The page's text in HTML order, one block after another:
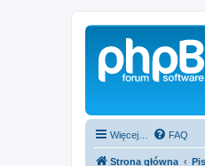
Więcej… FAQ
Strona główna